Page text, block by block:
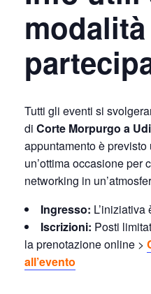
Tutti gli eventi si
di Corte Morpurgo a
appuntamento è previsto
un’ottima occasione per
networking in
Ingresso:
Iscrizioni: Posti
la prenotazione online >
all’evento